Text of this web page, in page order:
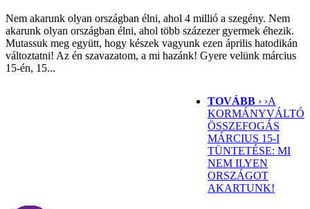
Nem akarunk olyan országban élni, ahol 4 millió a szegény. Nem
akarunk olyan országban élni, ahol több százezer gyermek éhezik.
Mutassuk meg együtt, hogy készek vagyunk ezen április hatodikán
változtatni! Az én szavazatom, a mi hazánk! Gyere velünk március
15-én, 15...
TOVÁBB › ›A
KORMÁNYVÁLTÓ
ÖSSZEFOGÁS
MÁRCIUS 15-I
TÜNTETÉSE: MI
NEM ILYEN
ORSZÁGOT
AKARTUNK!